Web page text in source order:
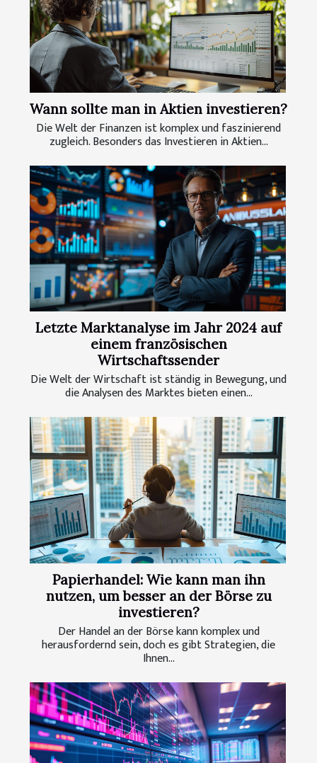
Wann sollte man in Aktien investieren?
Die Welt der Finanzen ist komplex und faszinierend
zugleich. Besonders das Investieren in Aktien...
Letzte Marktanalyse im Jahr 2024 auf
einem französischen
Wirtschaftssender
Die Welt der Wirtschaft ist ständig in Bewegung, und
die Analysen des Marktes bieten einen...
Papierhandel: Wie kann man ihn
nutzen, um besser an der Börse zu
investieren?
Der Handel an der Börse kann komplex und
herausfordernd sein, doch es gibt Strategien, die
Ihnen...